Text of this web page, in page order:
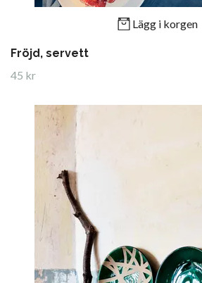
Lägg i korgen
Fröjd, servett
45 kr